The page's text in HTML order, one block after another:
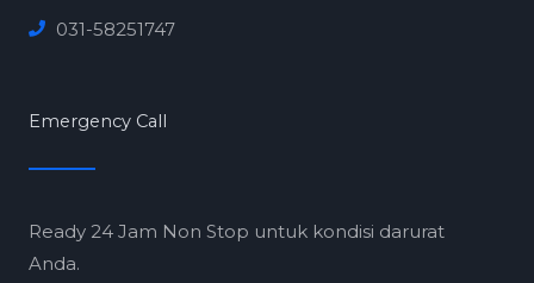
031-58251747
Emergency Call
Ready 24 Jam Non Stop untuk kondisi darurat
Anda.